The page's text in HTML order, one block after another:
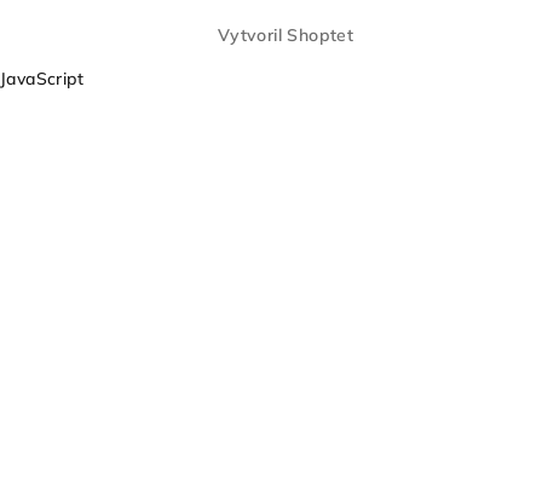
Vytvoril Shoptet
JavaScript